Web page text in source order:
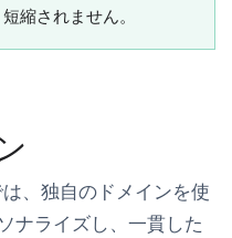
縮されません。
、独自のドメインを使
ナライズし、一貫した